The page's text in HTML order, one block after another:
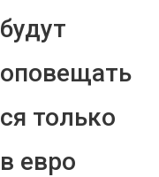
будут
оповещать
ся только
в евро